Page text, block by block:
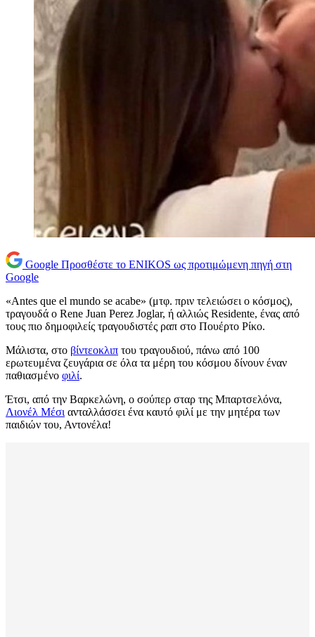
Google Προσθέστε το ENIKOS ως προτιμώμενη πηγή στη
Google
«Antes que el mundo se acabe» (μτφ. πριν τελειώσει ο κόσμος),
τραγουδά ο Rene Juan Perez Joglar, ή αλλιώς Residente, ένας από
τους πιο δημοφιλείς τραγουδιστές ραπ στο Πουέρτο Ρίκο.
Μάλιστα, στο βίντεοκλιπ του τραγουδιού, πάνω από 100
ερωτευμένα ζευγάρια σε όλα τα μέρη του κόσμου δίνουν έναν
παθιασμένο φιλί.
Έτσι, από την Βαρκελώνη, ο σούπερ σταρ της Μπαρτσελόνα,
Λιονέλ Μέσι ανταλλάσσει ένα καυτό φιλί με την μητέρα των
παιδιών του, Αντονέλα!